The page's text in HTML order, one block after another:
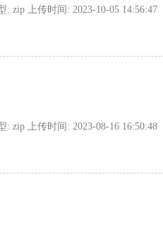
zip 上传时间: 2023-10-05 14:56:47
zip 上传时间: 2023-08-16 16:50:48